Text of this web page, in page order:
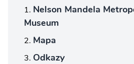
Nelson Mandela
Museum
Mapa
Odkazy